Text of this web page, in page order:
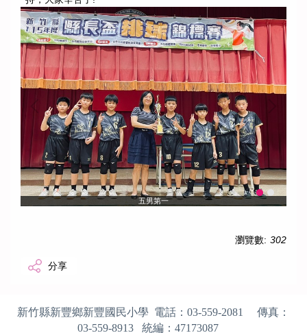
五男第一
瀏覽數: 302
分享
新竹縣新豐鄉新豐國民小學 電話： 03-559-2081
傳真：
03-559-8913 統編： 47173087